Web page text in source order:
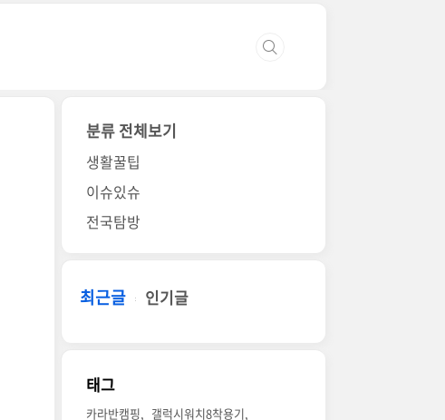
분류 전체보기
생활꿀팁
이슈있슈
전국탐방
최근글 인기글
태그
카라반캠핑
갤럭시워치8착용기